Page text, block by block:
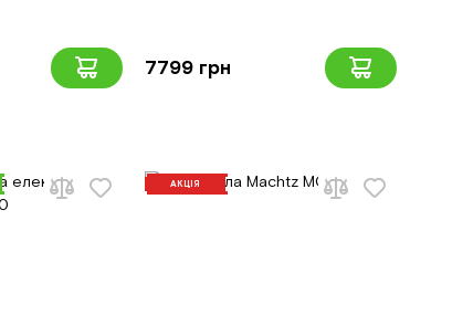
7799 грн
АКЦІЯ